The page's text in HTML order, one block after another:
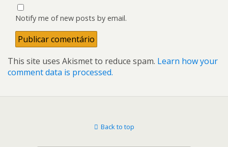
Notify me of new posts by email.
This site uses Akismet to reduce spam. Learn how your
comment data is processed.
Back to top